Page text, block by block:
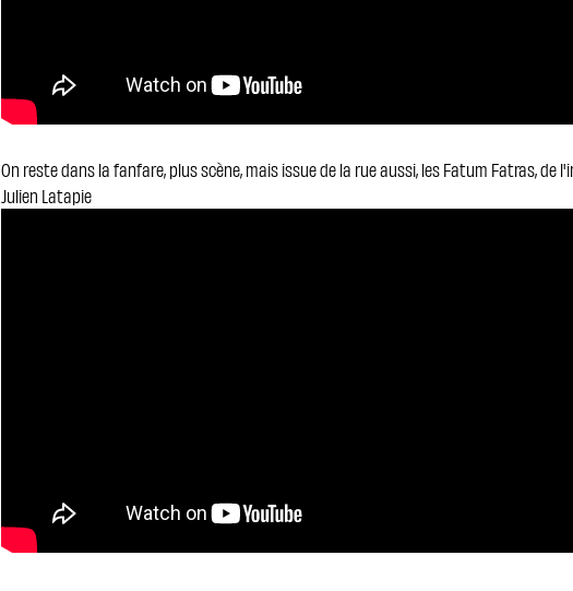
On reste dans la fanfare, plus scène, mais issue de la rue aussi, les Fatum Fatras, de
Julien Latapie